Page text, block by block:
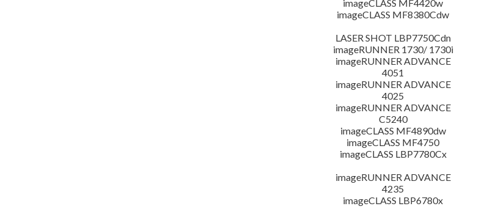
imageCLASS MF4420w
imageCLASS MF8380Cdw
LASER SHOT LBP7750Cdn
imageRUNNER 1730/ 1730i
imageRUNNER ADVANCE
4051
imageRUNNER ADVANCE
4025
imageRUNNER ADVANCE
C5240
imageCLASS MF4890dw
imageCLASS MF4750
imageCLASS LBP7780Cx
imageRUNNER ADVANCE
4235
imageCLASS LBP6780x